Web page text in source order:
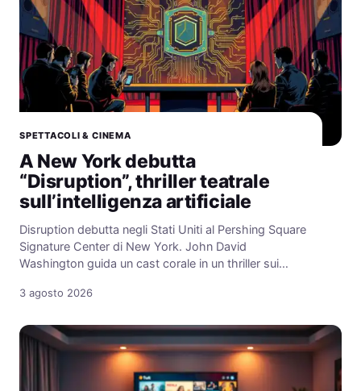
SPETTACOLI & CINEMA
A New York debutta
“Disruption”, thriller teatrale
sull’intelligenza artificiale
Disruption debutta negli Stati Uniti al Pershing Square
Signature Center di New York. John David
Washington guida un cast corale in un thriller sui…
3 agosto 2026